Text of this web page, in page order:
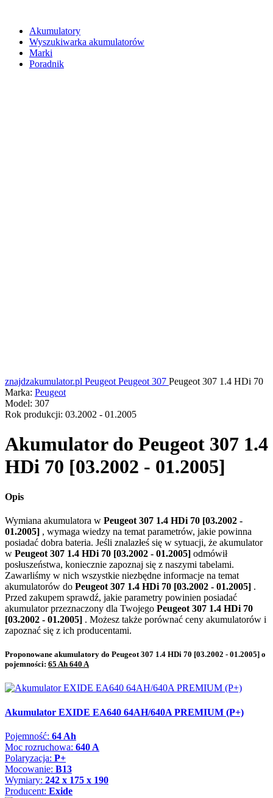
Akumulatory
Wyszukiwarka akumulatorów
Marki
Poradnik
znajdzakumulator.pl Peugeot Peugeot 307 Peugeot 307 1.4 HDi 70
Marka: Peugeot
Model: 307
Rok produkcji: 03.2002 - 01.2005
Akumulator do Peugeot 307 1.4
HDi 70 [03.2002 - 01.2005]
Opis
Wymiana akumulatora w Peugeot 307 1.4 HDi 70 [03.2002 -
01.2005] , wymaga wiedzy na temat parametrów, jakie powinna
posiadać dobra bateria. Jeśli znalazłeś się w sytuacji, że akumulator
w Peugeot 307 1.4 HDi 70 [03.2002 - 01.2005] odmówił
posłuszeństwa, koniecznie zapoznaj się z naszymi tabelami.
Zawarliśmy w nich wszystkie niezbędne informacje na temat
akumulatorów do Peugeot 307 1.4 HDi 70 [03.2002 - 01.2005] .
Przed zakupem sprawdź, jakie parametry powinien posiadać
akumulator przeznaczony dla Twojego Peugeot 307 1.4 HDi 70
[03.2002 - 01.2005] . Możesz także porównać ceny akumulatorów i
zapoznać się z ich producentami.
Proponowane akumulatory do Peugeot 307 1.4 HDi 70 [03.2002 - 01.2005] o
pojemności: 65 Ah 640 A
Akumulator EXIDE EA640 64AH/640A PREMIUM (P+)
Pojemność: 64 Ah
Moc rozruchowa: 640 A
Polaryzacja: P+
Mocowanie: B13
Wymiary: 242 x 175 x 190
Producent: Exide